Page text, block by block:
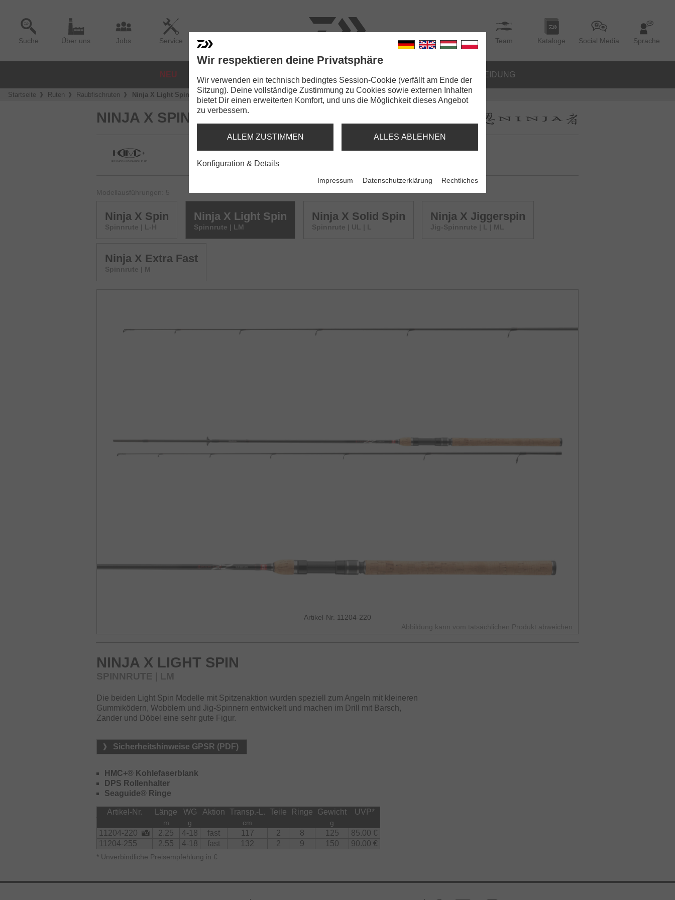
Suche Über uns Jobs Service Team Kataloge Social Media Sprache
NEU BEKLEIDUNG
Startseite Ruten Raubfischruten Ninja X Light Spin
NINJA X SPINNING
Modellausführungen: 5
Ninja X Spin
Spinnrute | L-H
Ninja X Light Spin
Spinnrute | LM
Ninja X Solid Spin
Spinnrute | UL | L
Ninja X Jiggerspin
Jig-Spinnrute | L | ML
Ninja X Extra Fast
Spinnrute | M
Artikel-Nr. 11204-220
Abbildung kann vom tatsächlichen Produkt abweichen.
NINJA X LIGHT SPIN
SPINNRUTE | LM
Die beiden Light Spin Modelle mit Spitzenaktion wurden speziell zum Angeln mit kleineren
Gummiködern, Wobblern und Jig-Spinnern entwickelt und machen im Drill mit Barsch,
Zander und Döbel eine sehr gute Figur.
Sicherheitshinweise GPSR (PDF)
HMC+® Kohlefaserblank
DPS Rollenhalter
Seaguide® Ringe
Artikel-Nr. Länge WG Aktion Transp.-L. Teile Ringe Gewicht UVP*
m g cm g
11204-220 2.25 4-18 fast 117 2 8 125
85.00 €
11204-255
2.55 4-18 fast 132 2 9 150 90.00 €
* Unverbindliche Preisempfehlung in €
Wir respektieren deine Privatsphäre
Wir verwenden ein technisch bedingtes Session-Cookie (verfällt am Ende der
Sitzung). Deine vollständige Zustimmung zu Cookies sowie externen Inhalten
bietet Dir einen erweiterten Komfort, und uns die Möglichkeit dieses Angebot
zu verbessern.
ALLEM ZUSTIMMEN ALLES ABLEHNEN
Konfiguration & Details
Impressum Datenschutzerklärung Rechtliches